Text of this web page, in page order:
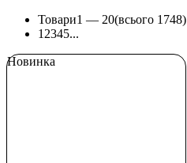
Товари1 — 20(всього 1748)
1 2345...
Новинка